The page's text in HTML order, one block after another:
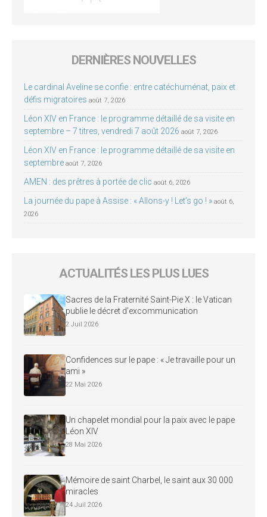
DERNIÈRES NOUVELLES
Le cardinal Aveline se confie : entre catéchuménat, paix et
défis migratoires août 7, 2026
Léon XIV en France : le programme détaillé de sa visite en
septembre – 7 titres, vendredi 7 août 2026 août 7, 2026
Léon XIV en France : le programme détaillé de sa visite en
septembre août 7, 2026
AMEN : des prêtres à portée de clic août 6, 2026
La journée du pape à Assise : « Allons-y ! Let’s go ! » août 6,
2026
ACTUALITÉS LES PLUS LUES
Sacres de la Fraternité Saint-Pie X : le Vatican
publie le décret d’excommunication
2 Juil 2026
Confidences sur le pape : « Je travaille pour un
ami »
22 Mai 2026
Un chapelet mondial pour la paix avec le pape
Léon XIV
28 Mai 2026
Mémoire de saint Charbel, le saint aux 30 000
miracles
24 Juil 2026